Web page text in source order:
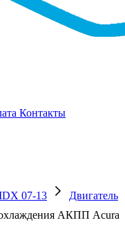
Контакты
07-13
Двигатель
АКПП Acura